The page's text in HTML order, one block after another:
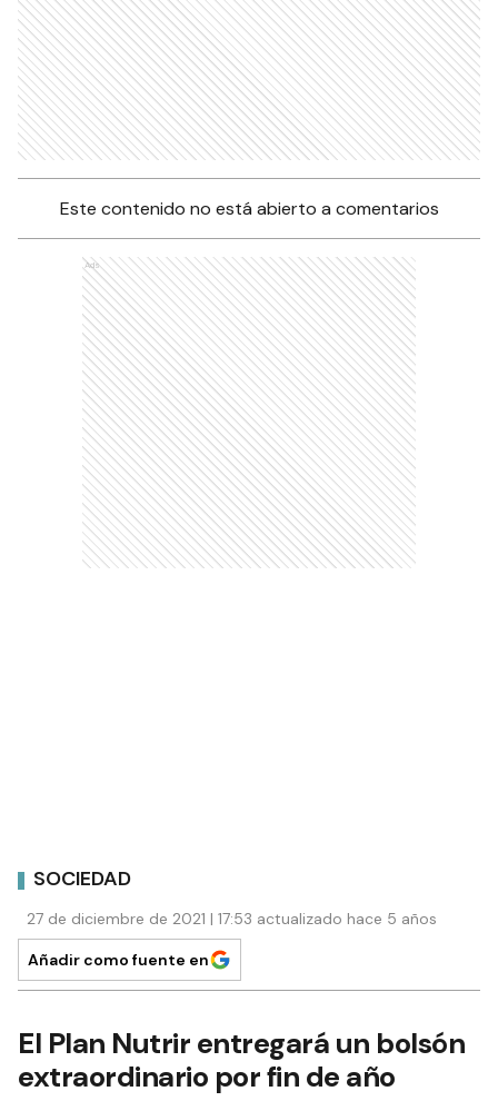
Este contenido no está abierto a comentarios
Ads
SOCIEDAD
27 de diciembre de 2021 | 17:53 actualizado hace 5 años
Añadir como fuente en
El Plan Nutrir entregará un bolsón
extraordinario por fin de año